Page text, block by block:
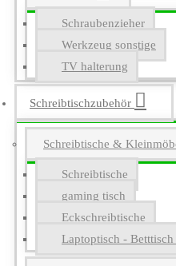
Schraubenzieher
Werkzeug sonstige
TV halterung
Schreibtischzubehör
Schreibtische &
Schreibtische
gaming tisch
Eckschreibtische
Laptoptisch -